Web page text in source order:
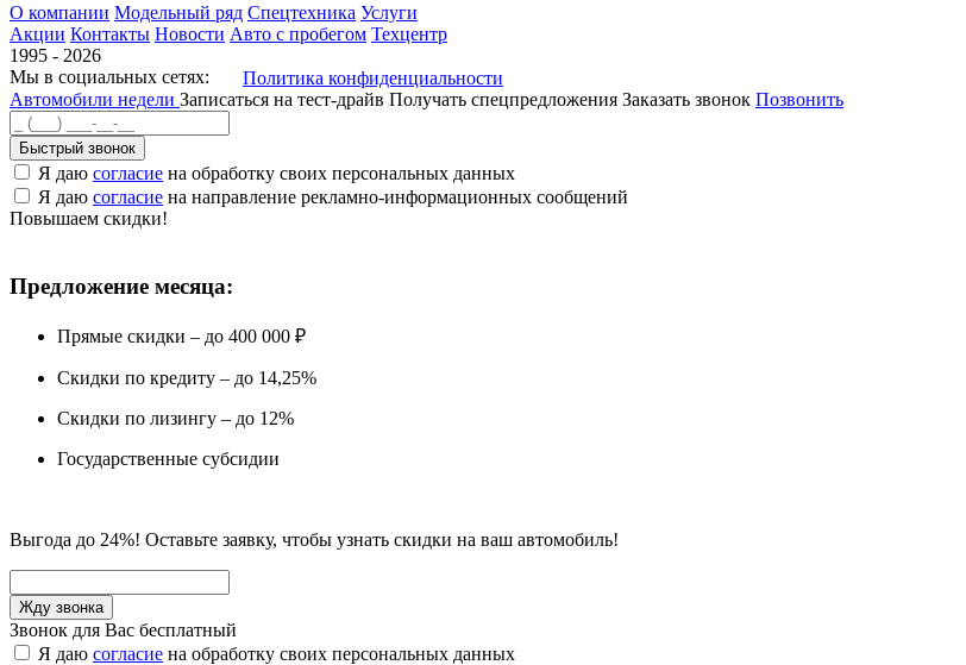
О компании Модельный ряд Спецтехника Услуги
Акции Контакты Новости Авто с пробегом Техцентр
1995 - 2026
Мы в социальных сетях:
Политика конфиденциальности
Автомобили недели Записаться на тест-драйв Получать спецпредложения Заказать звонок Позвонить
Быстрый звонок
Я даю согласие на обработку своих персональных данных
Я даю согласие на направление рекламно-информационных сообщений
Повышаем скидки!
Предложение месяца:
Прямые скидки – до 400 000 ₽
Скидки по кредиту – до 14,25%
Скидки по лизингу – до 12%
Государственные субсидии
Выгода до 24%! Оставьте заявку, чтобы узнать скидки на ваш автомобиль!
Звонок для Вас бесплатный
Я даю согласие на обработку своих персональных данных